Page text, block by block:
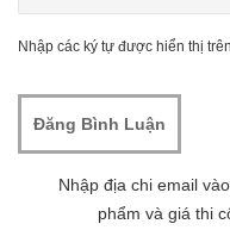
Nhập các ký tự được hiển thị
Nhập địa chi email
phẩm và giá thi